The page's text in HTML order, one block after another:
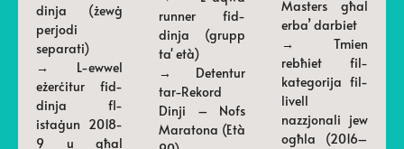
dinja (żewġ
perjodi
separati)
→ L-ewwel
eżerċitur fid-
dinja fl-
istaġun 2018-
9 u għal
runner fid-
dinja (grupp
ta' età)
→ Detentur
tar-Rekord
Dinji – Nofs
Maratona (Età
Masters għal
erba’ darbiet
→ Tmien
rebħiet fil-
kategorija fil-
livell
nazzjonali jew
ogħla (2016–